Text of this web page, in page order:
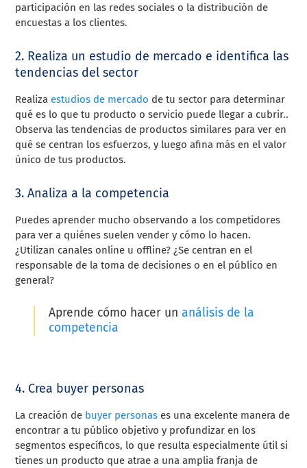
participación en las redes sociales o la distribución de
encuestas a los clientes.
2. Realiza un estudio de mercado e identifica las
tendencias del sector
Realiza estudios de mercado de tu sector para determinar
qué es lo que tu producto o servicio puede llegar a cubrir..
Observa las tendencias de productos similares para ver en
qué se centran los esfuerzos, y luego afina más en el valor
único de tus productos.
3. Analiza a la competencia
Puedes aprender mucho observando a los competidores
para ver a quiénes suelen vender y cómo lo hacen.
¿Utilizan canales online u offline? ¿Se centran en el
responsable de la toma de decisiones o en el público en
general?
Aprende cómo hacer un análisis de la
competencia
4. Crea buyer personas
La creación de buyer personas es una excelente manera de
encontrar a tu público objetivo y profundizar en los
segmentos específicos, lo que resulta especialmente útil si
tienes un producto que atrae a una amplia franja de